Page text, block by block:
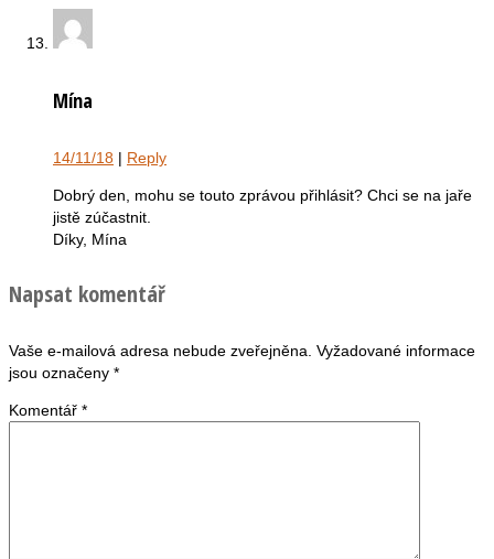
Mína
14/11/18 | Reply
Dobrý den, mohu se touto zprávou přihlásit? Chci se na jaře
jistě zúčastnit.
Díky, Mína
Napsat komentář
Vaše e-mailová adresa nebude zveřejněna. Vyžadované informace
jsou označeny *
Komentář *